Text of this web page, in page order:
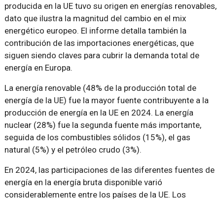
producida en la UE tuvo su origen en energías renovables,
dato que ilustra la magnitud del cambio en el mix
energético europeo. El informe detalla también la
contribución de las importaciones energéticas, que
siguen siendo claves para cubrir la demanda total de
energía en Europa.
La energía renovable (48% de la producción total de
energía de la UE) fue la mayor fuente contribuyente a la
producción de energía en la UE en 2024. La energía
nuclear (28%) fue la segunda fuente más importante,
seguida de los combustibles sólidos (15%), el gas
natural (5%) y el petróleo crudo (3%).
En 2024, las participaciones de las diferentes fuentes de
energía en la energía bruta disponible varió
considerablemente entre los países de la UE. Los